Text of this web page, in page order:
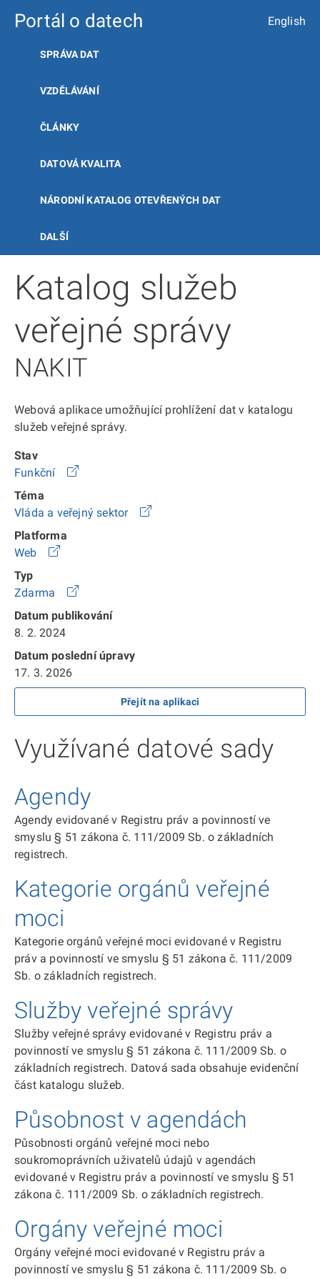
Portál o datech English
SPRÁVA DAT
VZDĚLÁVÁNÍ
ČLÁNKY
DATOVÁ KVALITA
NÁRODNÍ KATALOG OTEVŘENÝCH DAT
DALŠÍ
Katalog služeb
veřejné správy
NAKIT
Webová aplikace umožňující prohlížení dat v katalogu
služeb veřejné správy.
Stav
Funkční
Téma
Vláda a veřejný sektor
Platforma
Web
Typ
Zdarma
Datum publikování
8. 2. 2024
Datum poslední úpravy
17. 3. 2026
Přejít na aplikaci
Využívané datové sady
Agendy
Agendy evidované v Registru práv a povinností ve
smyslu § 51 zákona č. 111/2009 Sb. o základních
registrech.
Kategorie orgánů veřejné
moci
Kategorie orgánů veřejné moci evidované v Registru
práv a povinností ve smyslu § 51 zákona č. 111/2009
Sb. o základních registrech.
Služby veřejné správy
Služby veřejné správy evidované v Registru práv a
povinností ve smyslu § 51 zákona č. 111/2009 Sb. o
základních registrech. Datová sada obsahuje evidenční
část katalogu služeb.
Působnost v agendách
Působnosti orgánů veřejné moci nebo
soukromoprávních uživatelů údajů v agendách
evidované v Registru práv a povinností ve smyslu § 51
zákona č. 111/2009 Sb. o základních registrech.
Orgány veřejné moci
Orgány veřejné moci evidované v Registru práv a
povinností ve smyslu § 51 zákona č. 111/2009 Sb. o